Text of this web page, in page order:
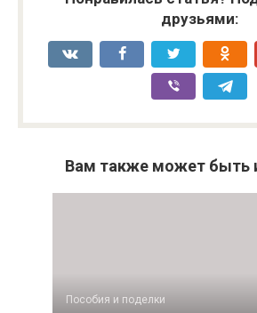
друзьями:
Вам также может быть
Пособия и поделки